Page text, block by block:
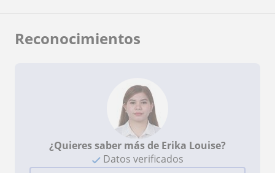
Reconocimientos
¿Quieres saber más de Erika Louise?
Datos verificados